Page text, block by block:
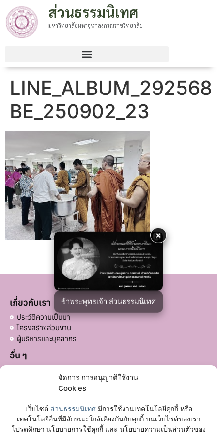
จัดการ การอนุญาติใช้งาน
Cookies
เว็บไซต์ ส่วนธรรมนิเทศมีการใช้งานเทคโนโลยีคุกกี้ หรือ
เทคโนโลยีอื่นที่มีลักษณะใกล้เคียงกันกับคุกกี้ บนเว็บไซต์ของเรา
โปรดศึกษา นโยบายการใช้คุกกี้ และ นโยบายความเป็นส่วนตัวของ
×
ข้าพระพุทธเจ้า ส่วนธรรมนิเทศ
ส่วนธรรมนิเทศ
มหาวิทยาลัยมหาจุฬาลงกรณราชวิทยาลัย
LINE_ALBUM_292568
BE_250902_23
เกี่ยวกับเรา
ประวัติความเป็นมา
โครงสร้างส่วนงาน
ผู้บริหารและบุคลากร
อื่น ๆ
ลิงก์ที่เกี่ยวข้อง
มหาวิทยาลัยมหาจุฬาลงกรณราชวิทยาลัย
เฟซบุ๊กเพจ